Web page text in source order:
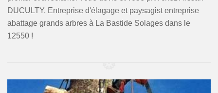
DUCULTY, Entreprise d'élagage et paysagist entreprise
abattage grands arbres à La Bastide Solages dans le
12550 !